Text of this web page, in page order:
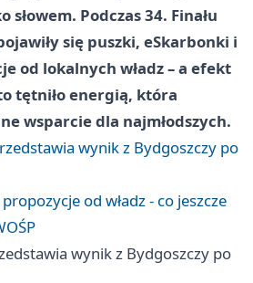
Podczas 34. Finału
się puszki, eSkarbonki i
od lokalnych władz – a efekt
tętniło energią, która
wsparcie dla najmłodszych.
wynik z Bydgoszczy po
od władz - co jeszcze
wynik z Bydgoszczy po